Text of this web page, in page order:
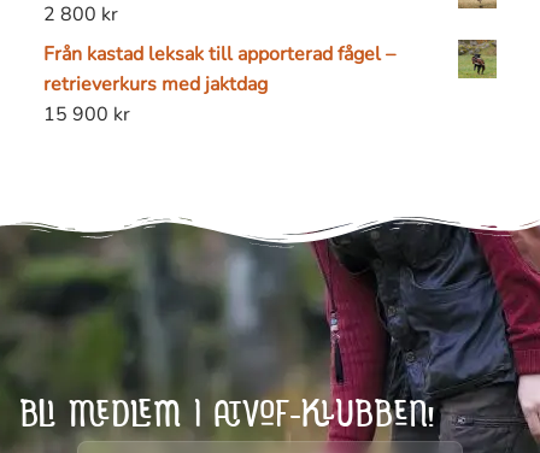
2 800 kr
Från kastad leksak till apporterad fågel –
retrieverkurs med jaktdag
15 900 kr
BLI MEDLEM I ATVOF-KLUBBEN!